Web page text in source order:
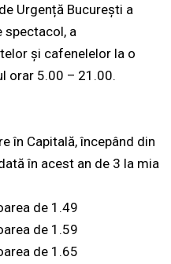
Urgență București a
spectacol, a
şi cafenelelor la o
orar 5.00 – 21.00.
în Capitală, începând din
în acest an de 3 la mia
de 1.49
de 1.59
de 1.65